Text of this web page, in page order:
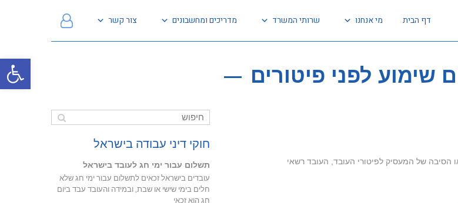
דף הבית מי אנחנו שרותי המשרד מדריכים ומחשבונים צור קשר
שימוע לפני פיטורים
הסיבה של המעסיק לפיטורי העובד, העובד רשאי
חוקי דיני עבודה בישראל
תשלום עבור ימי חג לעובד בישראל
עובדים בישראל זכאים לתשלום עבור ימי חג שלא
חלים בימי שישי או שבת, ובמידה והעובד עבד ביום
חג הוא זכאי